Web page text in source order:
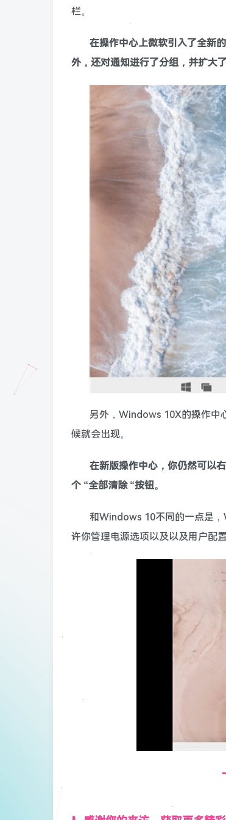
栏。
在操作中心上微软引入了全新
外，还对通知进行了分组，并扩大
另外，Windows 10X的操作中
候就会出现。
在新版操作中心，你仍然可以
个 “全部清除 “按钮。
和Windows 10不同的一点是
许你管理电源选项以及以及用户配置